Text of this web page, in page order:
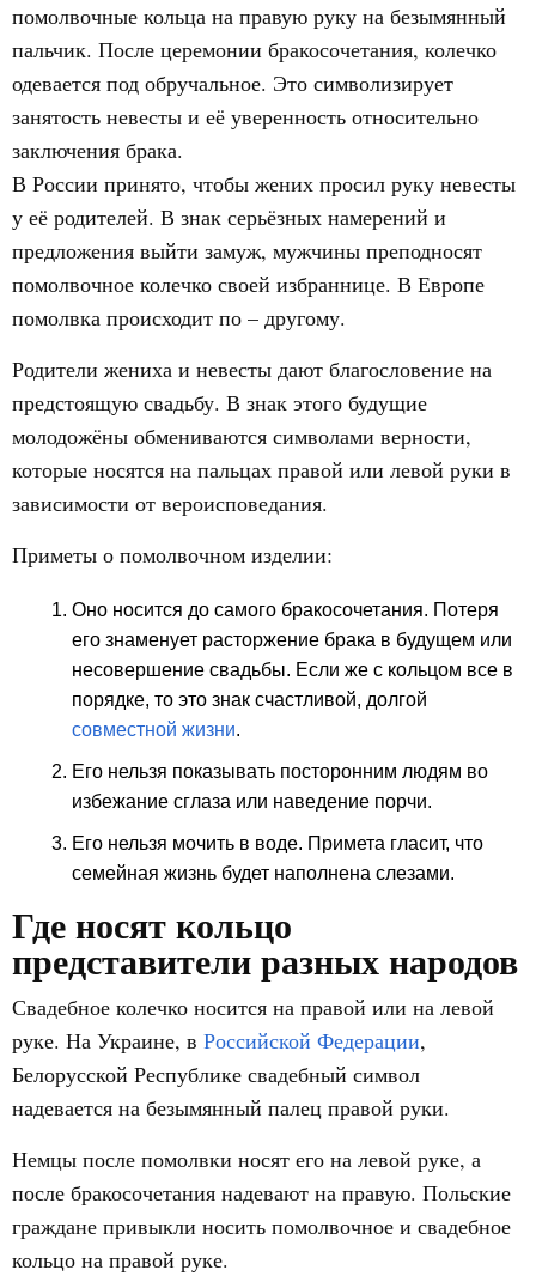
помолвочные кольца на правую руку на безымянный
пальчик. После церемонии бракосочетания, колечко
одевается под обручальное. Это символизирует
занятость невесты и её уверенность относительно
заключения брака.
В России принято, чтобы жених просил руку невесты
у её родителей. В знак серьёзных намерений и
предложения выйти замуж, мужчины преподносят
помолвочное колечко своей избраннице. В Европе
помолвка происходит по – другому.
Родители жениха и невесты дают благословение на
предстоящую свадьбу. В знак этого будущие
молодожёны обмениваются символами верности,
которые носятся на пальцах правой или левой руки в
зависимости от вероисповедания.
Приметы о помолвочном изделии:
Оно носится до самого бракосочетания. Потеря
его знаменует расторжение брака в будущем или
несовершение свадьбы. Если же с кольцом все в
порядке, то это знак счастливой, долгой
совместной жизни.
Его нельзя показывать посторонним людям во
избежание сглаза или наведение порчи.
Его нельзя мочить в воде. Примета гласит, что
семейная жизнь будет наполнена слезами.
Где носят кольцо
представители разных народов
Свадебное колечко носится на правой или на левой
руке. На Украине, в Российской Федерации,
Белорусской Республике свадебный символ
надевается на безымянный палец правой руки.
Немцы после помолвки носят его на левой руке, а
после бракосочетания надевают на правую. Польские
граждане привыкли носить помолвочное и свадебное
кольцо на правой руке.